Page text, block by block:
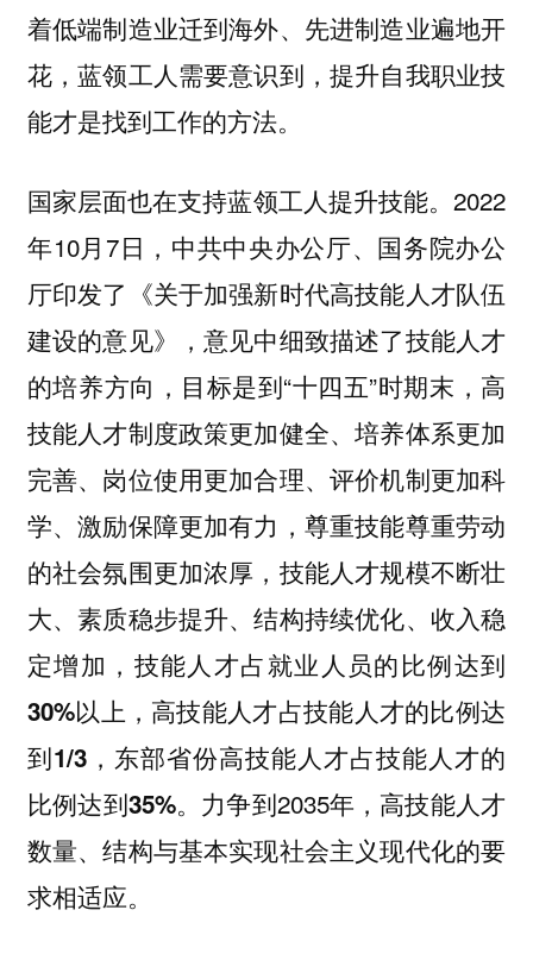
着低端制造业迁到海外、先进制造业遍地开
花，蓝领工人需要意识到，提升自我职业技
能才是找到工作的方法。
国家层面也在支持蓝领工人提升技能。2022
年10月7日，中共中央办公厅、国务院办公
厅印发了《关于加强新时代高技能人才队伍
建设的意见》，意见中细致描述了技能人才
的培养方向，目标是到“十四五”时期末，高
技能人才制度政策更加健全、培养体系更加
完善、岗位使用更加合理、评价机制更加科
学、激励保障更加有力，尊重技能尊重劳动
的社会氛围更加浓厚，技能人才规模不断壮
大、素质稳步提升、结构持续优化、收入稳
定增加， 技能人才占就业人员的比例达到
30%以上，高技能人才占技能人才的比例达
到1/3，东部省份高技能人才占技能人才的
比例达到35%。 力争到2035年，高技能人才
数量、结构与基本实现社会主义现代化的要
求相适应。